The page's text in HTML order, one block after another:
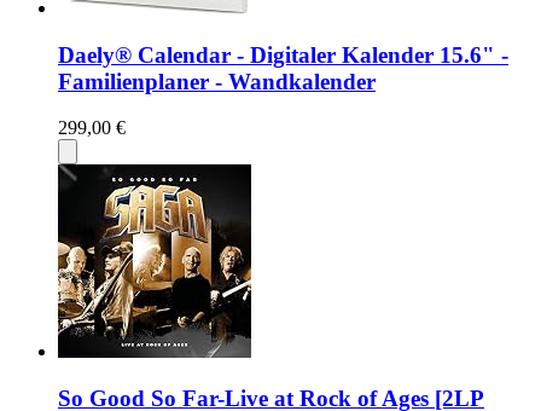
Daely® Calendar - Digitaler Kalender 15.6" -
Familienplaner - Wandkalender
299,00 €
So Good So Far-Live at Rock of Ages [2LP